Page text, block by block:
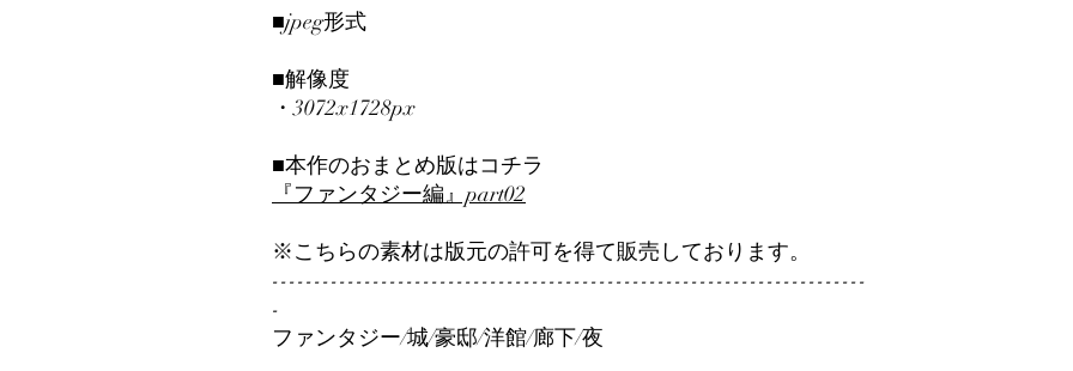
■jpeg形式
■解像度
・3072x1728px
■本作のおまとめ版はコチラ
『ファンタジー編』part02
※こちらの素材は版元の許可を得て販売しております。
-----------------------------------------------------------------------
-
ファンタジー/城/豪邸/洋館/廊下/夜